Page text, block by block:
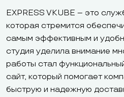
EXPRESS VKUBE – это
которая стремится
самым эффективным и
студия уделила внимание
работы стал
сайт, который помогает
быструю и надежную